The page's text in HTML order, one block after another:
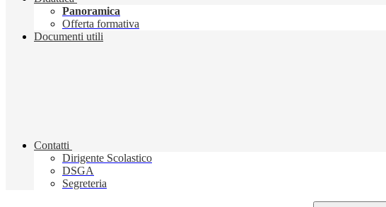
Panoramica
Offerta formativa
Documenti utili
Contatti
Dirigente Scolastico
DSGA
Segreteria